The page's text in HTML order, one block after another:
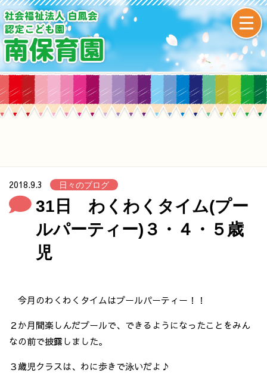
2018.9.3 日々のブログ
31日 わくわくタイム(プー
ルパーティー)３・４・５歳
児
今月のわくわくタイムはプールパーティー！！
２か月間楽しんだプールで、できるようになったことをみん
なの前で披露しました。
３歳児クラスは、わに歩きで泳いだよ♪